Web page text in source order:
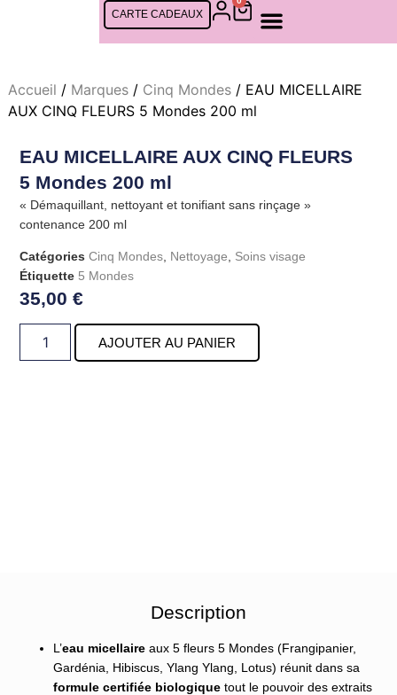
CARTE CADEAUX
Accueil / Marques/ Cinq Mondes/ EAU MICELLAIRE
AUX CINQ FLEURS 5 Mondes 200 ml
EAU MICELLAIRE AUX CINQ FLEURS
5 Mondes 200 ml
« Démaquillant, nettoyant et tonifiant sans rinçage »
contenance 200 ml
Catégories Cinq Mondes Nettoyage
Soins visage
Étiquette 5 Mondes
35,00€
AJOUTER AU PANIER
Description
L’eau micellaire aux 5 fleurs 5 Mondes (Frangipanier,
Gardénia, Hibiscus, Ylang Ylang, Lotus) réunit dans sa
formule certifiée biologique tout le pouvoir des extraits